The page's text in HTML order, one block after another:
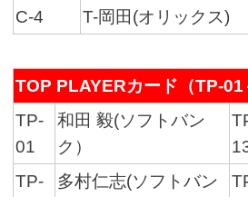
C-4
T-岡田(オリックス)
TOP PLAYERカード（TP-
TP-
01
和田 毅(ソフトバン
ク）
TP-
多村仁志(ソフトバン